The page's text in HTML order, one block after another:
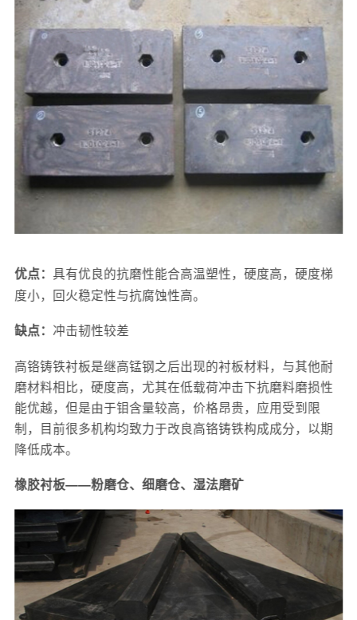
优点： 具有优良的抗磨性能合高温塑性，硬度高，硬度梯
度小，回火稳定性与抗腐蚀性高。
缺点： 冲击韧性较差
高铬铸铁衬板是继高锰钢之后出现的衬板材料，与其他耐
磨材料相比，硬度高，尤其在低载荷冲击下抗磨料磨损性
能优越，但是由于钼含量较高，价格昂贵，应用受到限
制，目前很多机构均致力于改良高铬铸铁构成成分，以期
降低成本。
橡胶衬板——粉磨仓、细磨仓、湿法磨矿